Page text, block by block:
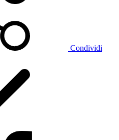
Condividi